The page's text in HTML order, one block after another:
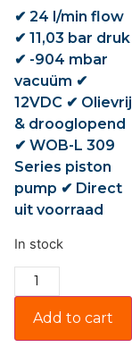
✔ 24 l/min flow
✔ 11,03 bar druk
✔ -904 mbar
vacuüm ✔
12VDC ✔ Olievrij
& drooglopend
✔ WOB-L 309
Series piston
pump ✔ Direct
uit voorraad
In stock
Add to cart